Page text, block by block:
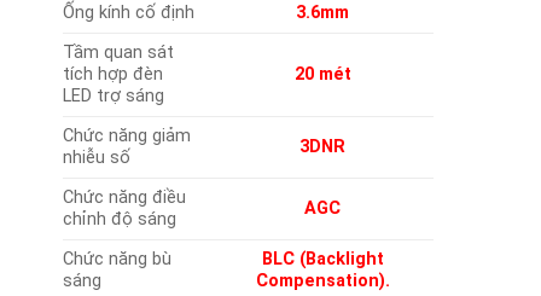
Ống kính cố định
3.6mm
Tầm quan sát
tích hợp đèn
LED trợ sáng
20 mét
Chức năng giảm
nhiễu số
3DNR
Chức năng điều
chỉnh độ sáng
AGC
Chức năng bù
sáng
BLC (Backlight
Compensation).